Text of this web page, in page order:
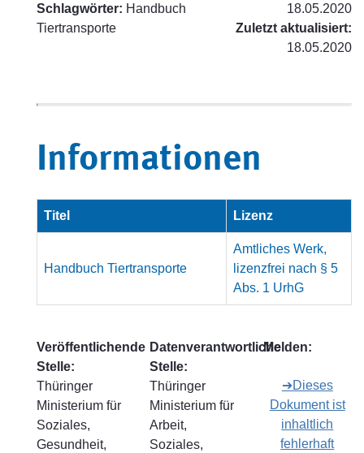
Schlagwörter: Handbuch
Tiertransporte
18.05.2020
Zuletzt aktualisiert:
18.05.2020
Informationen
Titel Lizenz
Handbuch Tiertransporte
Amtliches Werk,
lizenzfrei nach § 5
Abs. 1 UrhG
Veröffentlichende
Stelle:
Thüringer
Ministerium für
Soziales,
Gesundheit,
Datenverantwortliche
Stelle:
Thüringer
Ministerium für
Arbeit,
Soziales,
Melden:
➔Dieses
Dokument ist
inhaltlich
fehlerhaft